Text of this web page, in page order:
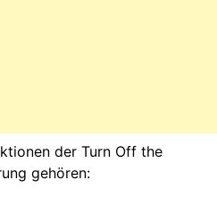
der Turn Off the
gehören: